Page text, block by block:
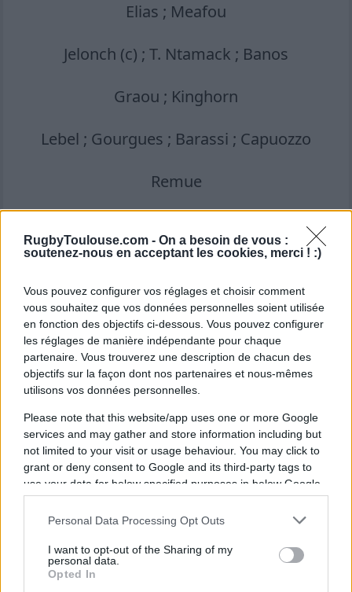
RugbyToulouse.com - On a besoin de vous :
soutenez-nous en acceptant les cookies, merci ! :)
Vous pouvez configurer vos réglages et choisir comment
vous souhaitez que vos données personnelles soient utilisée
en fonction des objectifs ci-dessous. Vous pouvez configurer
les réglages de manière indépendante pour chaque
partenaire. Vous trouverez une description de chacun des
objectifs sur la façon dont nos partenaires et nous-mêmes
utilisons vos données personnelles.
Please note that this website/app uses one or more Google
services and may gather and store information including but
not limited to your visit or usage behaviour. You may click to
grant or deny consent to Google and its third-party tags to
use your data for below specified purposes in below Google
consent section.
Personal Data Processing Opt Outs
I want to opt-out of the Sharing of my
personal data.
Opted In
Elias ; Meafou
Jelonch (c) ; T. Ntamack ; Banos
Graou ; Kinghorn
Lebel ; Gourgues ; Barassi ; Capuozzo
Remue
Cramont ; Neti ; Vergé ; Castro-Ferreira
Saito ; R. Ntamack ; Thomas ; Colombe
À lire également :
Pau - Toulouse : Chaîne TV, Heure,
Classement et historique du match de
samedi
Stade Toulousain : "Chaque match
comme si c'était une finale", l'appel
d'Emmanuel Meafou avant Pau
à vos sources préférées